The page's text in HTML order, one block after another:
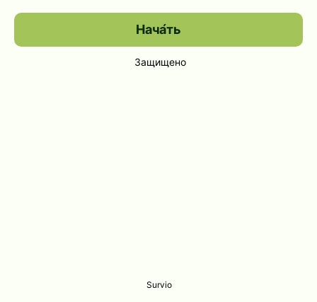
Нача́ть
Защищено
Survio